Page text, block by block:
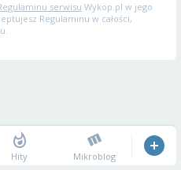
serwisu Wykop.pl w jego
Regulaminu w całości,
Hity Mikroblog